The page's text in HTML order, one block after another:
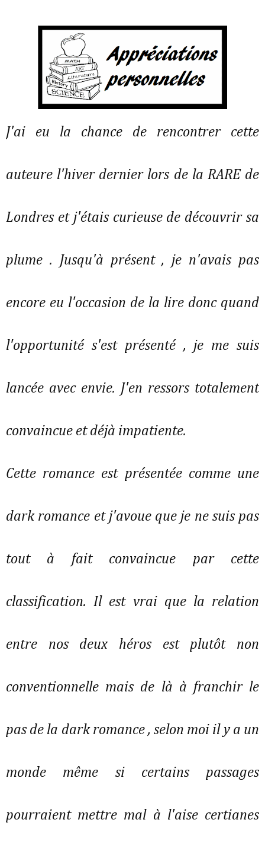
J'ai eu la chance de rencontrer cette
auteure l'hiver dernier lors de la RARE de
Londres et j'étais curieuse de découvrir sa
plume . Jusqu'à présent , je n'avais pas
encore eu l'occasion de la lire donc quand
l'opportunité s'est présenté , je me suis
lancée avec envie. J'en ressors totalement
convaincue et déjà impatiente.
Cette romance est présentée comme une
dark romance et j'avoue que je ne suis pas
tout à fait convaincue par cette
classification. Il est vrai que la relation
entre nos deux héros est plutôt non
conventionnelle mais de là à franchir le
pas de la dark romance , selon moi il y a un
monde même si certains passages
pourraient mettre mal à l'aise certianes